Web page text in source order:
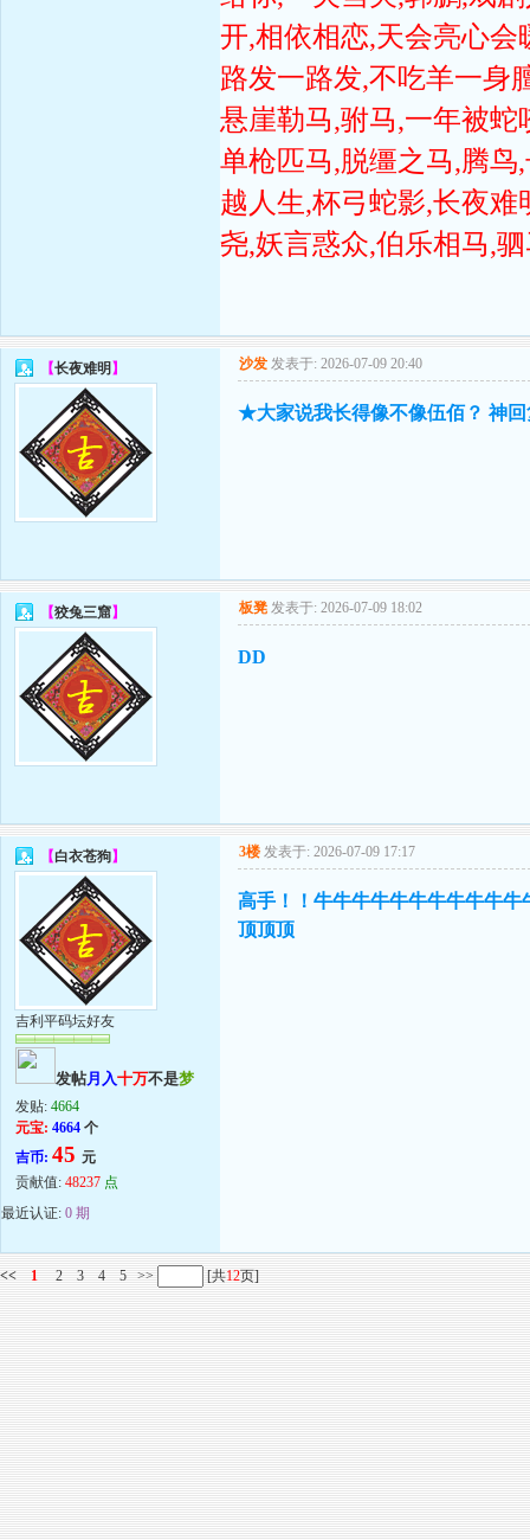
开,相依相恋,天会亮心
路发一路发,不吃羊一身
悬崖勒马,驸马,一年被
单枪匹马,脱缰之马,腾
越人生,杯弓蛇影,长夜
尧,妖言惑众,伯乐相马,
【长夜难明 】 沙发 发表于: 2026-07-09 20:40
★大家说我长得像不像伍佰？ 神
【狡兔三窟】 板凳 发表于: 2026-07-09 18:02
DD
【白衣苍狗】
吉利平码坛好友
发帖月入十万不是梦
发贴: 4664
元宝: 4664 个
吉币: 45 元
贡献值: 48237 点
最近认证: 0 期
3楼 发表于: 2026-07-09 17:17
高手！！牛牛牛牛牛牛牛牛牛牛
顶顶顶
<< 1 2 3 4 5 >> [共12页]